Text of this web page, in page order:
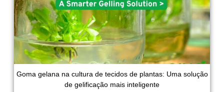
Goma gelana na cultura de tecidos de plantas: Uma solução
de gelificação mais inteligente